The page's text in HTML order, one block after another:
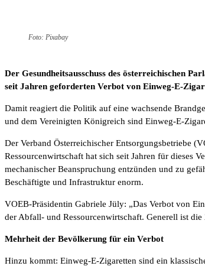
Foto: Pixabay
Der Gesundheitsausschuss des österreichischen
seit Jahren geforderten Verbot von Einweg-E-
Damit reagiert die Politik auf eine wachsende
und dem Vereinigten Königreich sind Einweg-E-
Der Verband Österreichischer Entsorgungsbetriebe
Ressourcenwirtschaft hat sich seit Jahren für dieses
mechanischer Beanspruchung entzünden und zu
Beschäftigte und Infrastruktur enorm.
VOEB-Präsidentin Gabriele Jüly: „Das Verbot von
der Abfall- und Ressourcenwirtschaft. Generell ist
Mehrheit der Bevölkerung für ein Verbot
Hinzu kommt: Einweg-E-Zigaretten sind ein